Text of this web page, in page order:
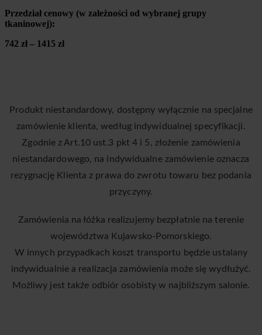
Przedział cenowy (w zależności od wybranej grupy
tkaninowej):
742 zł – 1415 zł
Produkt niestandardowy, dostępny wyłącznie na specjalne
zamówienie klienta, według indywidualnej specyfikacji.
Zgodnie z Art.10 ust.3 pkt 4 i 5, złożenie zamówienia
niestandardowego, na indywidualne zamówienie oznacza
rezygnację Klienta z prawa do zwrotu towaru bez podania
przyczyny.
Zamówienia na łóżka realizujemy bezpłatnie na terenie
województwa Kujawsko-Pomorskiego.
W innych przypadkach koszt transportu będzie ustalany
indywidualnie a realizacja zamówienia może się wydłużyć.
Możliwy jest także odbiór osobisty w najbliższym salonie.